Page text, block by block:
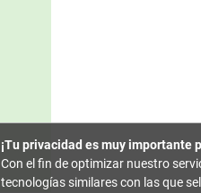
¡Tu privacidad es muy importante
Con el fin de optimizar nuestro
tecnologías similares con las que